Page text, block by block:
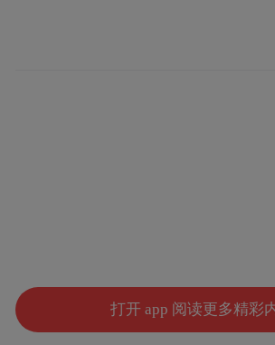
打开 app 阅读更多精彩